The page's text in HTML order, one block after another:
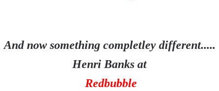
And now something completley different.....
Henri Banks at
Redbubble